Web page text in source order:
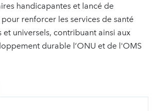
handicapantes et lancé de
renforcer les services de santé
universels, contribuant ainsi aux
durable l’ONU et de l'OMS